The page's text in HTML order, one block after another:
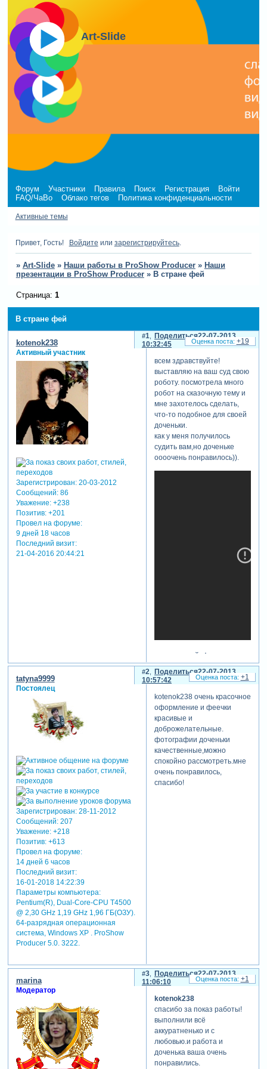
Art-Slide
Форум Участники Правила Поиск Регистрация
Войти
FAQ/ЧаВо
Облако тегов Политика конфиденциальности
Активные темы
Привет, Гость! Войдите или зарегистрируйтесь.
» Art-Slide » Наши работы в ProShow Producer » Наши
презентации в ProShow Producer » В стране фей
В стране фей
Страница: 1
Поделиться
1
22-07-2013
10:32:45
kotenok238
Активный участник
Зарегистрирован: 20-03-2012
Сообщений:86
Уважение: +238
Позитив: +201
Провел на форуме:
9 дней 18 часов
Последний визит:
21-04-2016 20:44:21
всем здравствуйте!
выставляю на ваш суд свою
роботу. посмотрела много
робот на сказочную тему и
мне захотелось сделать,
что-то подобное для своей
доченьки.
как у меня получилось
судить вам,но доченьке
оооочень понравилось)).
теги: детский, феи
+19
Поделиться
2
22-07-2013
10:57:42
tatyna9999
Постоялец
Зарегистрирован: 28-11-2012
Сообщений:207
Уважение: +218
Позитив: +613
Провел на форуме:
14 дней 6 часов
Последний визит:
16-01-2018 14:22:39
Параметры компьютера:
Pentium(R), Dual-Core-CPU T4500
@ 2,30 GHz 1,19 GHz 1,96 ГБ(ОЗУ).
64-разрядная операционная
система, Windows XP . ProShow
Producer 5.0. 3222.
kotenok238 очень красочное
оформление и феечки
красивые и
доброжелательные.
фотографии доченьки
качественные,можно
спокойно рассмотреть.мне
очень понравилось,
спасибо!
+1
Поделиться
3
22-07-2013
11:06:10
marina
Модератор
kotenok238
спасибо за показ работы!
выполнили всё
аккуратненько и с
любовью.и работа и
доченька ваша очень
понравились.
+1